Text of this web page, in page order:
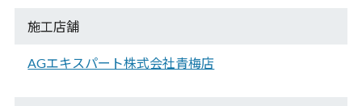
施工店舗
AGエキスパート株式会社青梅店